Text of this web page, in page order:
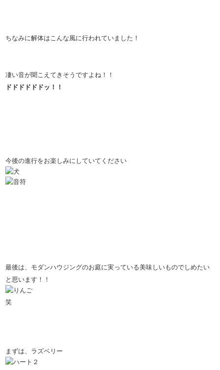
ちなみに解体はこんな風に行われていました！
凄い音が聞こえてきそうですよね！！
ドドドドドドッ！！
今後の進行をお楽しみにしていてください
最後は、モダンハウジングのお庭に実っている美味しいものでしめたい
と思います！！
笑
まずは、ラズベリー